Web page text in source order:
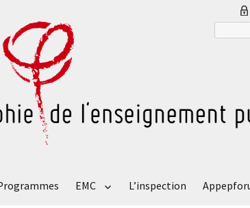
pour
EMC L’inspection